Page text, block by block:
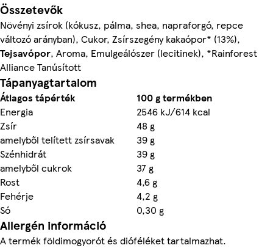
Összetevők
Növényi zsírok (kókusz, pálma, shea, napraforgó, repce
változó arányban), Cukor, Zsírszegény kakaópor* (13%),
Tejsavópor, Aroma, Emulgeálószer (lecitinek), *Rainforest
Alliance Tanúsított
Tápanyagtartalom
Átlagos tápérték
100 g termékben
Energia
2546 kJ/614 kcal
Zsír
48 g
amelyből telített zsírsavak
39 g
Szénhidrát
39 g
amelyből cukrok
37 g
Rost
4,6 g
Fehérje
4,2 g
Só
0,30 g
Allergén információ
A termék földimogyorót és dióféléket tartalmazhat.